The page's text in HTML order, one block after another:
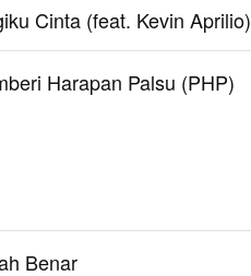
Cinta (feat. Kevin Aprilio)
Harapan Palsu (PHP)
Benar